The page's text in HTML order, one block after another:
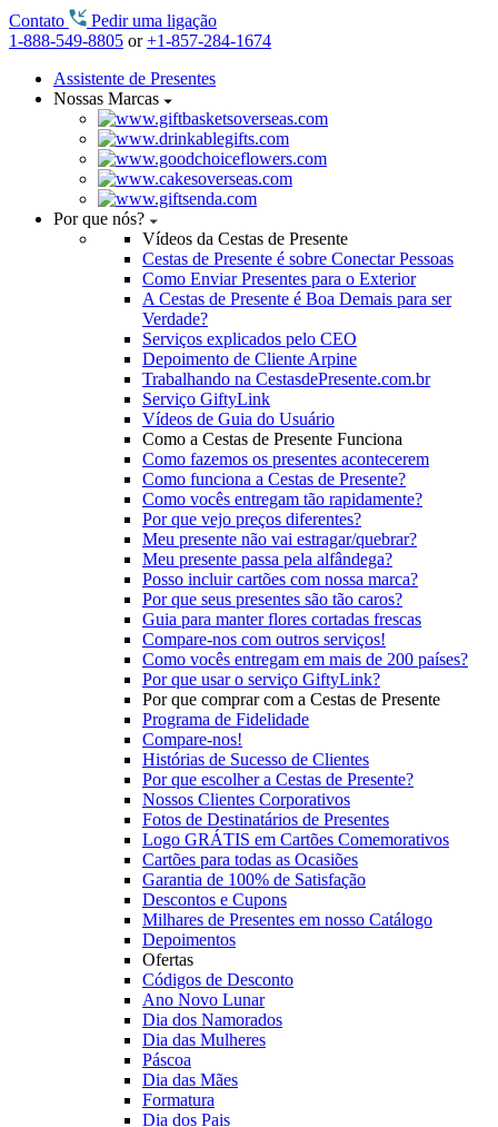
Contato
Pedir uma ligação
1-888-549-8805 or+1-857-284-1674
Assistente de Presentes
Nossas Marcas
Por que nós?
Vídeos da Cestas de Presente
Cestas de Presente é sobre Conectar Pessoas
Como Enviar Presentes para o Exterior
A Cestas de Presente é Boa Demais para ser
Verdade?
Serviços explicados pelo CEO
Depoimento de Cliente Arpine
Trabalhando na CestasdePresente.com.br
Serviço GiftyLink
Vídeos de Guia do Usuário
Como a Cestas de Presente Funciona
Como fazemos os presentes acontecerem
Como funciona a Cestas de Presente?
Como vocês entregam tão rapidamente?
Por que vejo preços diferentes?
Meu presente não vai estragar/quebrar?
Meu presente passa pela alfândega?
Posso incluir cartões com nossa marca?
Por que seus presentes são tão caros?
Guia para manter flores cortadas frescas
Compare-nos com outros serviços!
Como vocês entregam em mais de 200 países?
Por que usar o serviço GiftyLink?
Por que comprar com a Cestas de Presente
Programa de Fidelidade
Compare-nos!
Histórias de Sucesso de Clientes
Por que escolher a Cestas de Presente?
Nossos Clientes Corporativos
Fotos de Destinatários de Presentes
Logo GRÁTIS em Cartões Comemorativos
Cartões para todas as Ocasiões
Garantia de 100% de Satisfação
Descontos e Cupons
Milhares de Presentes em nosso Catálogo
Depoimentos
Ofertas
Códigos de Desconto
Ano Novo Lunar
Dia dos Namorados
Dia das Mulheres
Páscoa
Dia das Mães
Formatura
Dia dos Pais